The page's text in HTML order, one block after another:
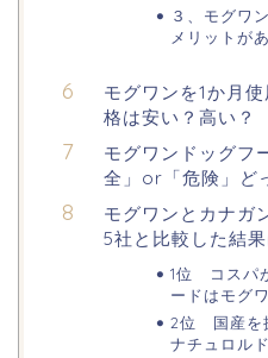
３、モグワ
メリットが
モグワンを1か月
格は安い？高い？
モグワンドッグフ
全」or「危険」ど
モグワンとカナガ
5社と比較した結果
1位 コスパ
ードはモグ
2位 国産を
ナチュロル